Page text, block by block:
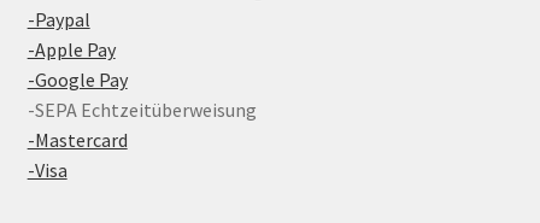
-Paypal
-Apple Pay
-Google Pay
-SEPA Echtzeitüberweisung
-Mastercard
-Visa